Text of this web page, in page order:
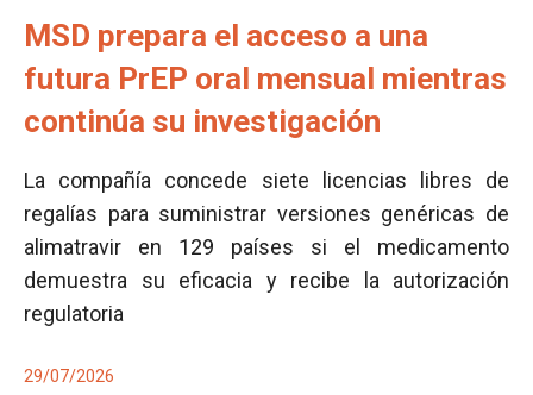
MSD prepara el acceso a una
futura PrEP oral mensual mientras
continúa su investigación
La compañía concede siete licencias libres de
regalías para suministrar versiones genéricas de
alimatravir en 129 países si el medicamento
demuestra su eficacia y recibe la autorización
regulatoria
29/07/2026